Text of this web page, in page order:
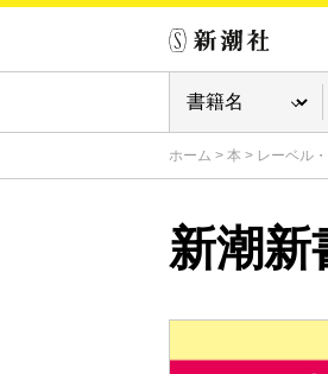
ホーム > 本 > レーベル
新潮新